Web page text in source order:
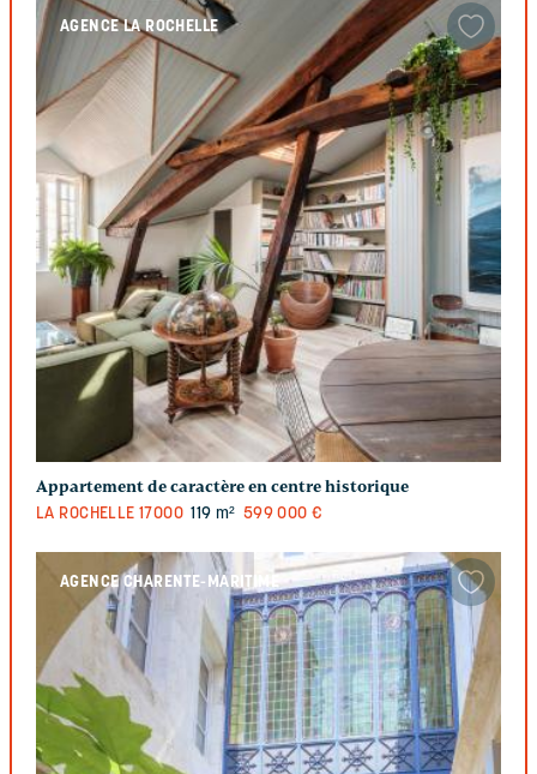
AGENCE LA ROCHELLE
Appartement de caractère en centre historique
LA ROCHELLE 17000 119 m² 599 000 €
AGENCE CHARENTE-MARITIME